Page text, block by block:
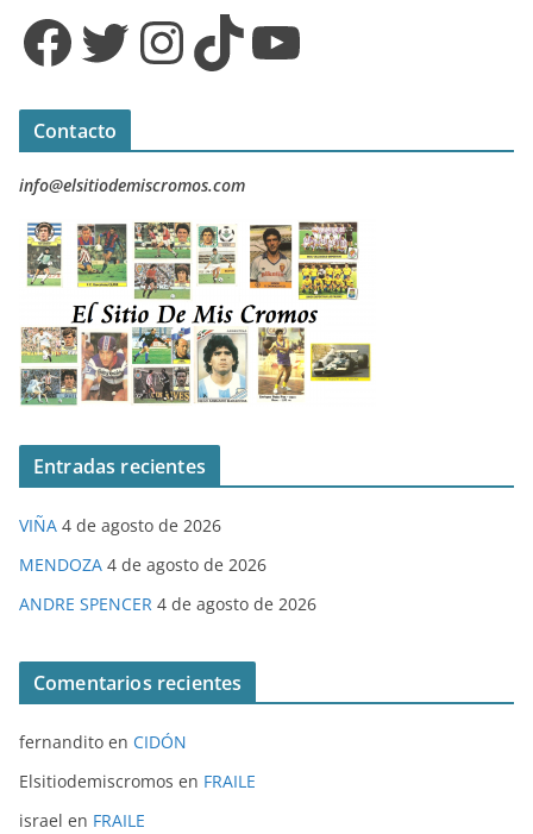
Facebook Twitter InstagramTikTok YouTube
Contacto
info@elsitiodemiscromos.com
Entradas recientes
VIÑA 4 de agosto de 2026
MENDOZA 4 de agosto de 2026
ANDRE SPENCER 4 de agosto de 2026
Comentarios recientes
fernandito en CIDÓN
Elsitiodemiscromos en FRAILE
israel en FRAILE